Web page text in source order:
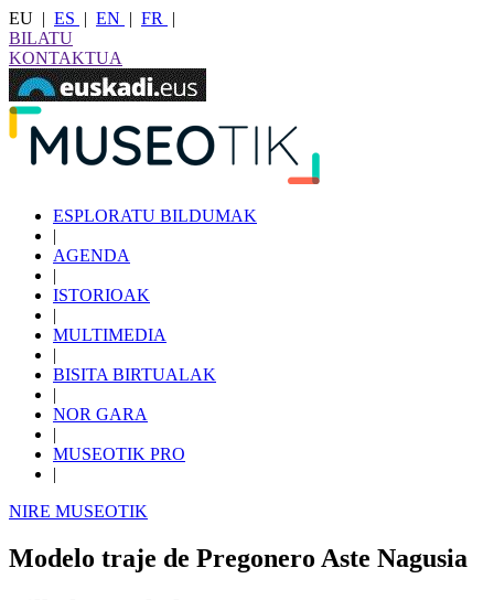
EU | ES | EN | FR
|
BILATU
KONTAKTUA
ESPLORATU BILDUMAK
|
AGENDA
|
ISTORIOAK
|
MULTIMEDIA
|
BISITA BIRTUALAK
|
NOR GARA
|
MUSEOTIK PRO
|
NIRE MUSEOTIK
Modelo traje de Pregonero Aste Nagusia